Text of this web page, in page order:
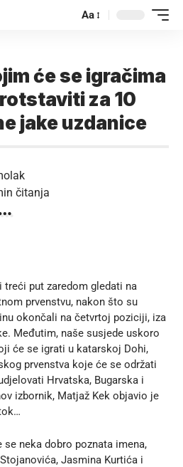
Aa
će se igračima
za 10
jake uzdanice
čitanja
treći put zaredom gledati na
prvenstvu, nakon što su
okončali na četvrtoj poziciji, iza
Međutim, naše susjede uskoro
će se igrati u katarskoj Dohi,
prvenstva koje će se održati
Hrvatska, Bugarska i
izbornik, Matjaž Kek objavio je
se neka dobro poznata imena,
Jasmina Kurtića i